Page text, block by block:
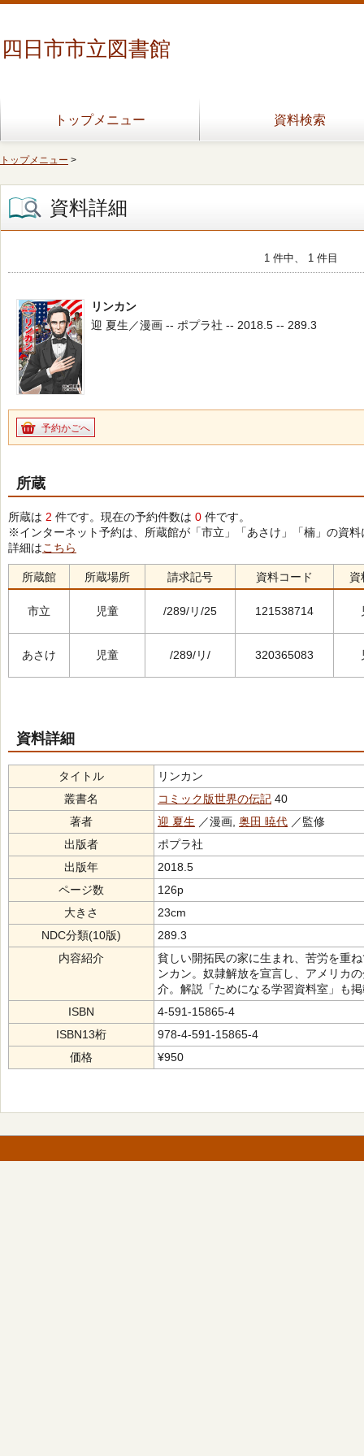
四日市市立図書館
トップメニュー 資料検索
トップメニュー >
資料詳細
1 件中、 1 件目
リンカン
迎 夏生／漫画 -- ポプラ社 -- 2018.5 -- 289.3
予約かごへ
所蔵
所蔵は 2 件です。現在の予約件数は 0 件です。
※インターネット予約は、所蔵館が「市立」「あさけ」「楠」の資
詳細はこちら
所蔵館 所蔵場所 請求記号 資料コード 資
市立 児童 /289/リ/25 121538714
あさけ 児童 /289/リ/ 320365083
資料詳細
タイトル
リンカン
叢書名
コミック版世界の伝記 40
著者
迎 夏生 ／漫画, 奥田 暁代 ／監修
出版者
ポプラ社
出版年
2018.5
ページ数
126p
大きさ
23cm
NDC分類(10版)
289.3
内容紹介
貧しい開拓民の家に生まれ、苦労を重
ンカン。奴隷解放を宣言し、アメリカ
介。解説「ためになる学習資料室」も
ISBN
4-591-15865-4
ISBN13桁
978-4-591-15865-4
価格
¥950